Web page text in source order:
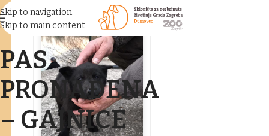
Skip to navigation
Skip to main content
PAS
PRONAĐENA
– GAJNICE